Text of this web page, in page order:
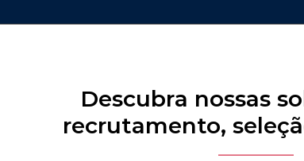
Descubra nossas
recrutamento,